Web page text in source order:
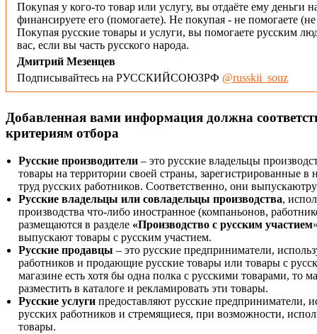
Покупая у кого-то товар или услугу, вы отдаёте ему деньги
финансируете его (помогаете). Не покупая - не помогаете
Покупая русские товары и услуги, вы помогаете русским
вас, если вы часть русского народа.
Дмитрий Мезенцев
Подписывайтесь на РУССКИЙСОЮЗРФ @russkii_souz
Добавленная вами информация должна
критериям отбора
Русские производители – это русские владельцы
товары на территории своей страны, зарегистрированные
труд русских работников. Соответственно, они
Русские владельцы или совладельцы производства,
производства что-либо иностранное (компаньонов,
размещаются в разделе «Производство с русским участием
выпускают товары с русским участием.
Русские продавцы – это русские предприниматели,
работников и продающие русские товары или товары с
магазине есть хотя бы одна полка с русскими товарами, то
разместить в каталоге и рекламировать эти товары.
Русские услуги предоставляют русские предприниматели,
русских работников и стремящиеся, при возможности,
товары.